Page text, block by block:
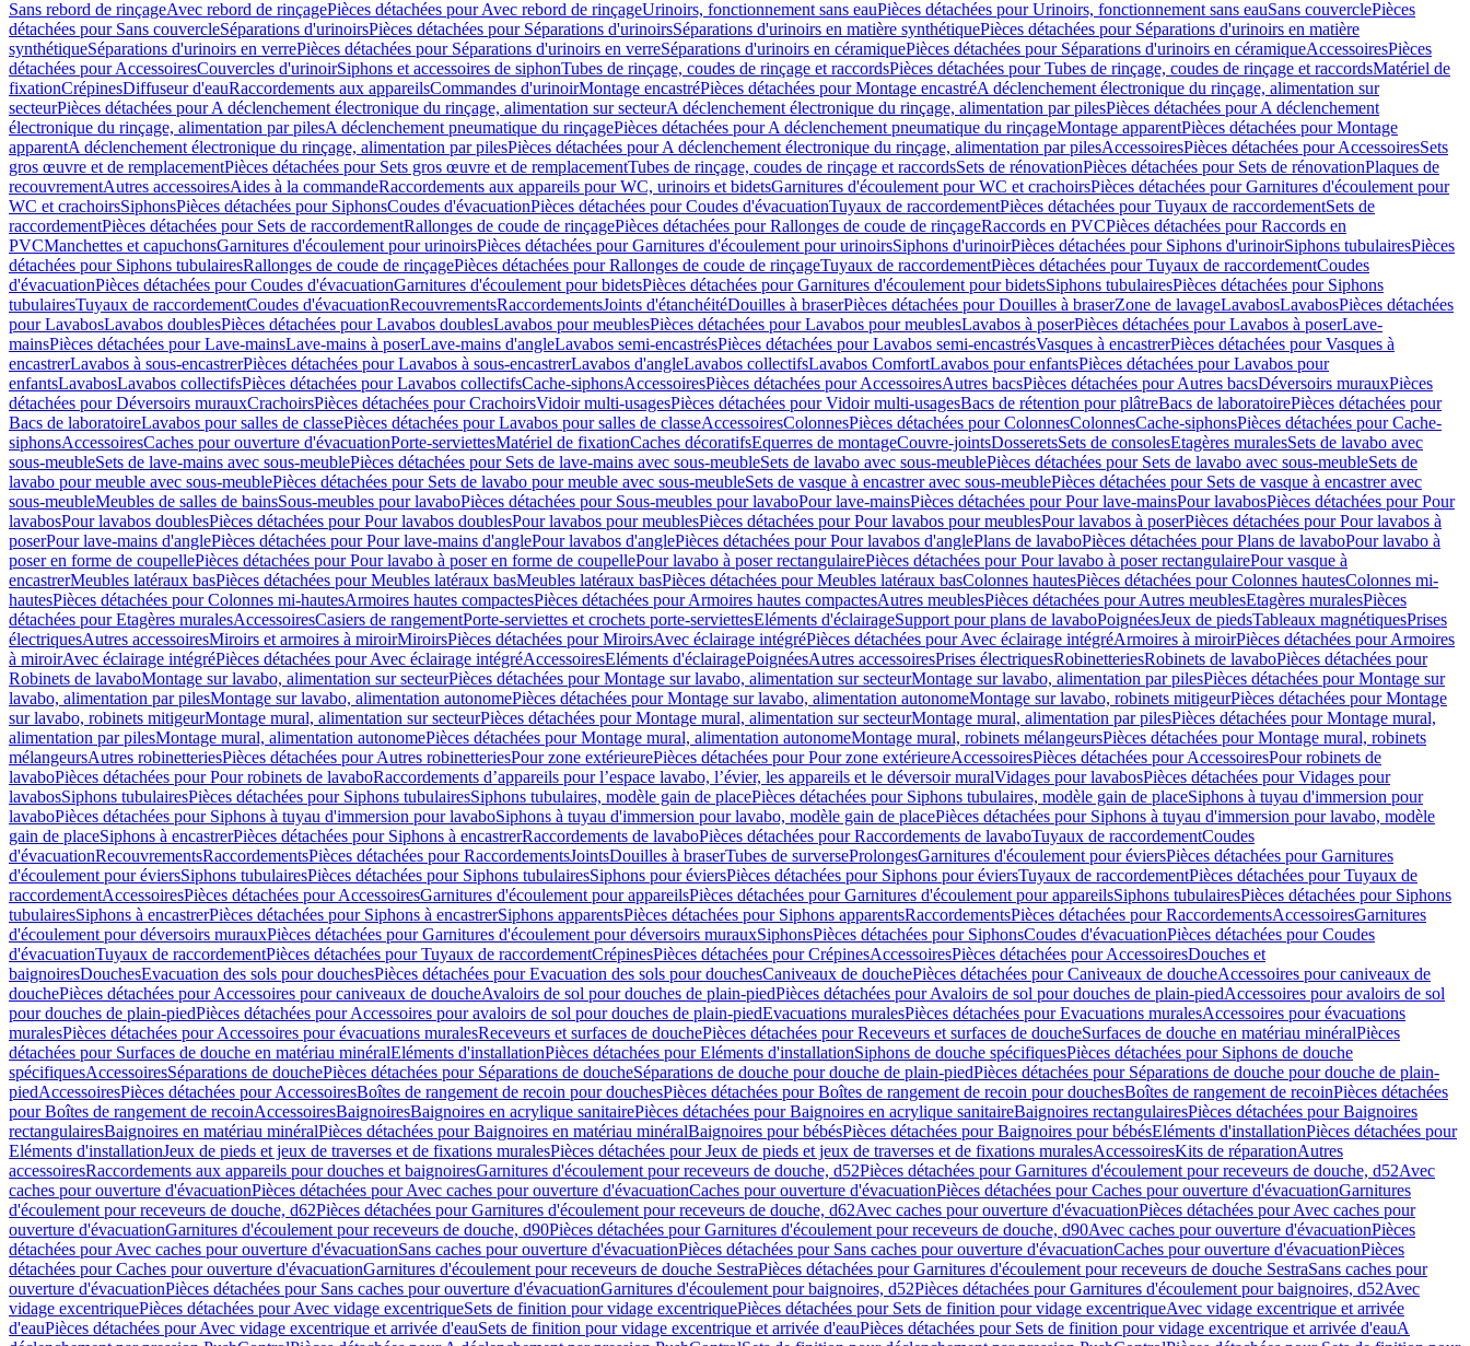
Sans rebord de rinçageAvec rebord de rinçagePièces détachées pour Avec rebord de rinçageUrinoirs, fonctionnement sans eauPièces détachées pour Urinoirs, fonctionnement sans eauSans couverclePièces
détachées pour Sans couvercleSéparations d'urinoirsPièces détachées pour Séparations d'urinoirsSéparations d'urinoirs en matière synthétiquePièces détachées pour Séparations d'urinoirs en matière
synthétiqueSéparations d'urinoirs en verrePièces détachées pour Séparations d'urinoirs en verreSéparations d'urinoirs en céramiquePièces détachées pour Séparations d'urinoirs en céramiqueAccessoiresPièces
détachées pour AccessoiresCouvercles d'urinoirSiphons et accessoires de siphonTubes de rinçage, coudes de rinçage et raccordsPièces détachées pour Tubes de rinçage, coudes de rinçage et raccordsMatériel de
fixationCrépinesDiffuseur d'eauRaccordements aux appareilsCommandes d'urinoirMontage encastréPièces détachées pour Montage encastréA déclenchement électronique du rinçage, alimentation sur
secteurPièces détachées pour A déclenchement électronique du rinçage, alimentation sur secteurA déclenchement électronique du rinçage, alimentation par pilesPièces détachées pour A déclenchement
électronique du rinçage, alimentation par pilesA déclenchement pneumatique du rinçagePièces détachées pour A déclenchement pneumatique du rinçageMontage apparentPièces détachées pour Montage
apparentA déclenchement électronique du rinçage, alimentation par pilesPièces détachées pour A déclenchement électronique du rinçage, alimentation par pilesAccessoiresPièces détachées pour AccessoiresSets
gros œuvre et de remplacementPièces détachées pour Sets gros œuvre et de remplacementTubes de rinçage, coudes de rinçage et raccordsSets de rénovationPièces détachées pour Sets de rénovationPlaques de
recouvrementAutres accessoiresAides à la commandeRaccordements aux appareils pour WC, urinoirs et bidetsGarnitures d'écoulement pour WC et crachoirsPièces détachées pour Garnitures d'écoulement pour
WC et crachoirsSiphonsPièces détachées pour SiphonsCoudes d'évacuationPièces détachées pour Coudes d'évacuationTuyaux de raccordementPièces détachées pour Tuyaux de raccordementSets de
raccordementPièces détachées pour Sets de raccordementRallonges de coude de rinçagePièces détachées pour Rallonges de coude de rinçageRaccords en PVCPièces détachées pour Raccords en
PVCManchettes et capuchonsGarnitures d'écoulement pour urinoirsPièces détachées pour Garnitures d'écoulement pour urinoirsSiphons d'urinoirPièces détachées pour Siphons d'urinoirSiphons tubulairesPièces
détachées pour Siphons tubulairesRallonges de coude de rinçagePièces détachées pour Rallonges de coude de rinçageTuyaux de raccordementPièces détachées pour Tuyaux de raccordementCoudes
d'évacuationPièces détachées pour Coudes d'évacuationGarnitures d'écoulement pour bidetsPièces détachées pour Garnitures d'écoulement pour bidetsSiphons tubulairesPièces détachées pour Siphons
tubulairesTuyaux de raccordementCoudes d'évacuationRecouvrementsRaccordementsJoints d'étanchéitéDouilles à braserPièces détachées pour Douilles à braserZone de lavageLavabosLavabosPièces détachées
pour LavabosLavabos doublesPièces détachées pour Lavabos doublesLavabos pour meublesPièces détachées pour Lavabos pour meublesLavabos à poserPièces détachées pour Lavabos à poserLave-
mainsPièces détachées pour Lave-mainsLave-mains à poserLave-mains d'angleLavabos semi-encastrésPièces détachées pour Lavabos semi-encastrésVasques à encastrerPièces détachées pour Vasques à
encastrerLavabos à sous-encastrerPièces détachées pour Lavabos à sous-encastrerLavabos d'angleLavabos collectifsLavabos ComfortLavabos pour enfantsPièces détachées pour Lavabos pour
enfantsLavabosLavabos collectifsPièces détachées pour Lavabos collectifsCache-siphonsAccessoiresPièces détachées pour AccessoiresAutres bacsPièces détachées pour Autres bacsDéversoirs murauxPièces
détachées pour Déversoirs murauxCrachoirsPièces détachées pour CrachoirsVidoir multi-usagesPièces détachées pour Vidoir multi-usagesBacs de rétention pour plâtreBacs de laboratoirePièces détachées pour
Bacs de laboratoireLavabos pour salles de classePièces détachées pour Lavabos pour salles de classeAccessoiresColonnesPièces détachées pour ColonnesColonnesCache-siphonsPièces détachées pour Cache-
siphonsAccessoiresCaches pour ouverture d'évacuationPorte-serviettesMatériel de fixationCaches décoratifsEquerres de montageCouvre-jointsDosseretsSets de consolesEtagères muralesSets de lavabo avec
sous-meubleSets de lave-mains avec sous-meublePièces détachées pour Sets de lave-mains avec sous-meubleSets de lavabo avec sous-meublePièces détachées pour Sets de lavabo avec sous-meubleSets de
lavabo pour meuble avec sous-meublePièces détachées pour Sets de lavabo pour meuble avec sous-meubleSets de vasque à encastrer avec sous-meublePièces détachées pour Sets de vasque à encastrer avec
sous-meubleMeubles de salles de bainsSous-meubles pour lavaboPièces détachées pour Sous-meubles pour lavaboPour lave-mainsPièces détachées pour Pour lave-mainsPour lavabosPièces détachées pour Pour
lavabosPour lavabos doublesPièces détachées pour Pour lavabos doublesPour lavabos pour meublesPièces détachées pour Pour lavabos pour meublesPour lavabos à poserPièces détachées pour Pour lavabos à
poserPour lave-mains d'anglePièces détachées pour Pour lave-mains d'anglePour lavabos d'anglePièces détachées pour Pour lavabos d'anglePlans de lavaboPièces détachées pour Plans de lavaboPour lavabo à
poser en forme de coupellePièces détachées pour Pour lavabo à poser en forme de coupellePour lavabo à poser rectangulairePièces détachées pour Pour lavabo à poser rectangulairePour vasque à
encastrerMeubles latéraux basPièces détachées pour Meubles latéraux basMeubles latéraux basPièces détachées pour Meubles latéraux basColonnes hautesPièces détachées pour Colonnes hautesColonnes mi-
hautesPièces détachées pour Colonnes mi-hautesArmoires hautes compactesPièces détachées pour Armoires hautes compactesAutres meublesPièces détachées pour Autres meublesEtagères muralesPièces
détachées pour Etagères muralesAccessoiresCasiers de rangementPorte-serviettes et crochets porte-serviettesEléments d'éclairageSupport pour plans de lavaboPoignéesJeux de piedsTableaux magnétiquesPrises
électriquesAutres accessoiresMiroirs et armoires à miroirMiroirsPièces détachées pour MiroirsAvec éclairage intégréPièces détachées pour Avec éclairage intégréArmoires à miroirPièces détachées pour Armoires
à miroirAvec éclairage intégréPièces détachées pour Avec éclairage intégréAccessoiresEléments d'éclairagePoignéesAutres accessoiresPrises électriquesRobinetteriesRobinets de lavaboPièces détachées pour
Robinets de lavaboMontage sur lavabo, alimentation sur secteurPièces détachées pour Montage sur lavabo, alimentation sur secteurMontage sur lavabo, alimentation par pilesPièces détachées pour Montage sur
lavabo, alimentation par pilesMontage sur lavabo, alimentation autonomePièces détachées pour Montage sur lavabo, alimentation autonomeMontage sur lavabo, robinets mitigeurPièces détachées pour Montage
sur lavabo, robinets mitigeurMontage mural, alimentation sur secteurPièces détachées pour Montage mural, alimentation sur secteurMontage mural, alimentation par pilesPièces détachées pour Montage mural,
alimentation par pilesMontage mural, alimentation autonomePièces détachées pour Montage mural, alimentation autonomeMontage mural, robinets mélangeursPièces détachées pour Montage mural, robinets
mélangeursAutres robinetteriesPièces détachées pour Autres robinetteriesPour zone extérieurePièces détachées pour Pour zone extérieureAccessoiresPièces détachées pour AccessoiresPour robinets de
lavaboPièces détachées pour Pour robinets de lavaboRaccordements d’appareils pour l’espace lavabo, l’évier, les appareils et le déversoir muralVidages pour lavabosPièces détachées pour Vidages pour
lavabosSiphons tubulairesPièces détachées pour Siphons tubulairesSiphons tubulaires, modèle gain de placePièces détachées pour Siphons tubulaires, modèle gain de placeSiphons à tuyau d'immersion pour
lavaboPièces détachées pour Siphons à tuyau d'immersion pour lavaboSiphons à tuyau d'immersion pour lavabo, modèle gain de placePièces détachées pour Siphons à tuyau d'immersion pour lavabo, modèle
gain de placeSiphons à encastrerPièces détachées pour Siphons à encastrerRaccordements de lavaboPièces détachées pour Raccordements de lavaboTuyaux de raccordementCoudes
d'évacuationRecouvrementsRaccordementsPièces détachées pour RaccordementsJointsDouilles à braserTubes de surverseProlongesGarnitures d'écoulement pour éviersPièces détachées pour Garnitures
d'écoulement pour éviersSiphons tubulairesPièces détachées pour Siphons tubulairesSiphons pour éviersPièces détachées pour Siphons pour éviersTuyaux de raccordementPièces détachées pour Tuyaux de
raccordementAccessoiresPièces détachées pour AccessoiresGarnitures d'écoulement pour appareilsPièces détachées pour Garnitures d'écoulement pour appareilsSiphons tubulairesPièces détachées pour Siphons
tubulairesSiphons à encastrerPièces détachées pour Siphons à encastrerSiphons apparentsPièces détachées pour Siphons apparentsRaccordementsPièces détachées pour RaccordementsAccessoiresGarnitures
d'écoulement pour déversoirs murauxPièces détachées pour Garnitures d'écoulement pour déversoirs murauxSiphonsPièces détachées pour SiphonsCoudes d'évacuationPièces détachées pour Coudes
d'évacuationTuyaux de raccordementPièces détachées pour Tuyaux de raccordementCrépinesPièces détachées pour CrépinesAccessoiresPièces détachées pour AccessoiresDouches et
baignoiresDouchesEvacuation des sols pour douchesPièces détachées pour Evacuation des sols pour douchesCaniveaux de douchePièces détachées pour Caniveaux de doucheAccessoires pour caniveaux de
douchePièces détachées pour Accessoires pour caniveaux de doucheAvaloirs de sol pour douches de plain-piedPièces détachées pour Avaloirs de sol pour douches de plain-piedAccessoires pour avaloirs de sol
pour douches de plain-piedPièces détachées pour Accessoires pour avaloirs de sol pour douches de plain-piedEvacuations muralesPièces détachées pour Evacuations muralesAccessoires pour évacuations
muralesPièces détachées pour Accessoires pour évacuations muralesReceveurs et surfaces de douchePièces détachées pour Receveurs et surfaces de doucheSurfaces de douche en matériau minéralPièces
détachées pour Surfaces de douche en matériau minéralEléments d'installationPièces détachées pour Eléments d'installationSiphons de douche spécifiquesPièces détachées pour Siphons de douche
spécifiquesAccessoiresSéparations de douchePièces détachées pour Séparations de doucheSéparations de douche pour douche de plain-piedPièces détachées pour Séparations de douche pour douche de plain-
piedAccessoiresPièces détachées pour AccessoiresBoîtes de rangement de recoin pour douchesPièces détachées pour Boîtes de rangement de recoin pour douchesBoîtes de rangement de recoinPièces détachées
pour Boîtes de rangement de recoinAccessoiresBaignoiresBaignoires en acrylique sanitairePièces détachées pour Baignoires en acrylique sanitaireBaignoires rectangulairesPièces détachées pour Baignoires
rectangulairesBaignoires en matériau minéralPièces détachées pour Baignoires en matériau minéralBaignoires pour bébésPièces détachées pour Baignoires pour bébésEléments d'installationPièces détachées pour
Eléments d'installationJeux de pieds et jeux de traverses et de fixations muralesPièces détachées pour Jeux de pieds et jeux de traverses et de fixations muralesAccessoiresKits de réparationAutres
accessoiresRaccordements aux appareils pour douches et baignoiresGarnitures d'écoulement pour receveurs de douche, d52Pièces détachées pour Garnitures d'écoulement pour receveurs de douche, d52Avec
caches pour ouverture d'évacuationPièces détachées pour Avec caches pour ouverture d'évacuationCaches pour ouverture d'évacuationPièces détachées pour Caches pour ouverture d'évacuationGarnitures
d'écoulement pour receveurs de douche, d62Pièces détachées pour Garnitures d'écoulement pour receveurs de douche, d62Avec caches pour ouverture d'évacuationPièces détachées pour Avec caches pour
ouverture d'évacuationGarnitures d'écoulement pour receveurs de douche, d90Pièces détachées pour Garnitures d'écoulement pour receveurs de douche, d90Avec caches pour ouverture d'évacuationPièces
détachées pour Avec caches pour ouverture d'évacuationSans caches pour ouverture d'évacuationPièces détachées pour Sans caches pour ouverture d'évacuationCaches pour ouverture d'évacuationPièces
détachées pour Caches pour ouverture d'évacuationGarnitures d'écoulement pour receveurs de douche SestraPièces détachées pour Garnitures d'écoulement pour receveurs de douche SestraSans caches pour
ouverture d'évacuationPièces détachées pour Sans caches pour ouverture d'évacuationGarnitures d'écoulement pour baignoires, d52Pièces détachées pour Garnitures d'écoulement pour baignoires, d52Avec
vidage excentriquePièces détachées pour Avec vidage excentriqueSets de finition pour vidage excentriquePièces détachées pour Sets de finition pour vidage excentriqueAvec vidage excentrique et arrivée
d'eauPièces détachées pour Avec vidage excentrique et arrivée d'eauSets de finition pour vidage excentrique et arrivée d'eauPièces détachées pour Sets de finition pour vidage excentrique et arrivée d'eauA